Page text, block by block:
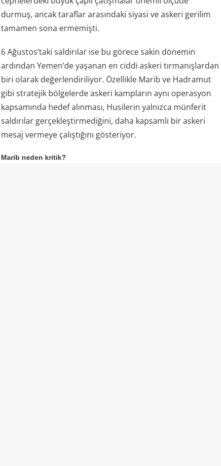
durmuş, ancak taraflar arasındaki siyasi ve askeri gerilim
tamamen sona ermemişti.
6 Ağustos’taki saldırılar ise bu görece sakin dönemin
ardından Yemen’de yaşanan en ciddi askeri tırmanışlardan
biri olarak değerlendiriliyor. Özellikle Marib ve Hadramut
gibi stratejik bölgelerde askeri kampların aynı operasyon
kapsamında hedef alınması, Husilerin yalnızca münferit
saldırılar gerçekleştirmediğini, daha kapsamlı bir askeri
mesaj vermeye çalıştığını gösteriyor.
Marib neden kritik?